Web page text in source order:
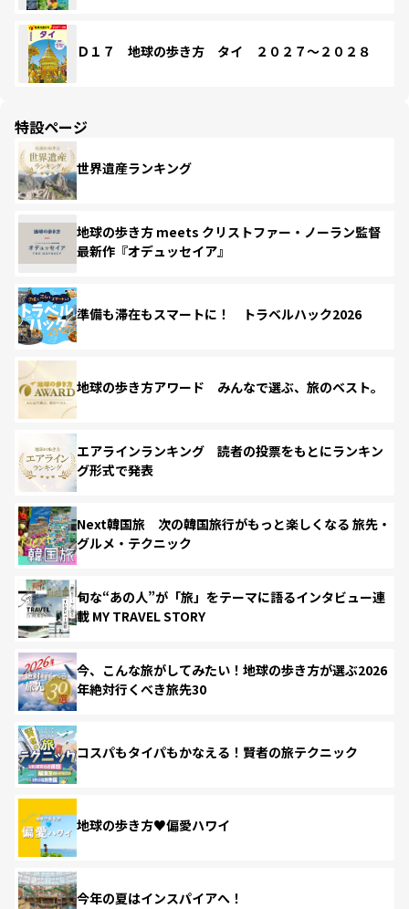
Ｄ１７ 地球の歩き方 タイ ２０２７～２０２８
特設ページ
世界遺産ランキング
地球の歩き方 meets クリストファー・ノーラン監督
最新作『オデュッセイア』
準備も滞在もスマートに！ トラベルハック2026
地球の歩き方アワード みんなで選ぶ、旅のベスト。
エアラインランキング 読者の投票をもとにランキン
グ形式で発表
Next韓国旅 次の韓国旅行がもっと楽しくなる 旅先・
グルメ・テクニック
旬な“あの人”が「旅」をテーマに語るインタビュー連
載 MY TRAVEL STORY
今、こんな旅がしてみたい！地球の歩き方が選ぶ2026
年絶対行くべき旅先30
コスパもタイパもかなえる！賢者の旅テクニック
地球の歩き方♥偏愛ハワイ
今年の夏はインスパイアへ！